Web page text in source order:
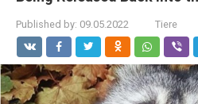
Published by: 09.05.2022 Tiere